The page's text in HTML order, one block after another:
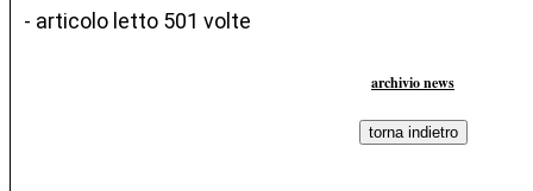
- articolo letto 501 volte
archivio news